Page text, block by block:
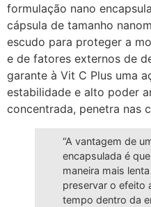
formulação nano
cápsula de tamanho
escudo para proteger a
e de fatores externos de
garante à Vit C Plus uma
estabilidade e alto poder
concentrada, penetra nas
“A vantagem de
encapsulada é
maneira mais
preservar o efeito
tempo dentro da